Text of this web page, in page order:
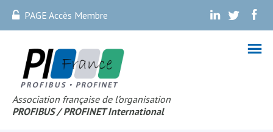
PAGE Accès Membre . . .
Association française de l’organisation
PROFIBUS / PROFINET International